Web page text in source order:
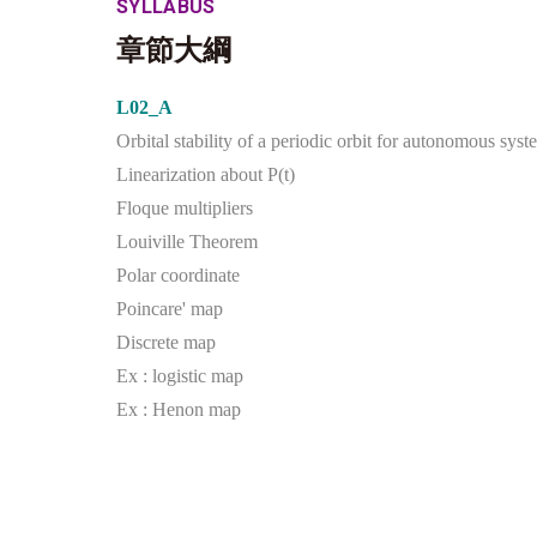
SYLLABUS
章節大綱
L02_A
Orbital stability of a periodic orbit for autonomous
Linearization about P(t)
Floque multipliers
Louiville Theorem
Polar coordinate
Poincare' map
Discrete map
Ex : logistic map
Ex : Henon map